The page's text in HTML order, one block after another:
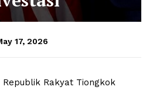
17, 2026
Republik Rakyat Tiongkok